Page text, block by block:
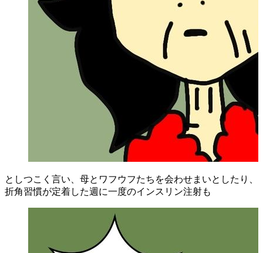
としつこく言い、母とワフウフたちを会わせまいとしたり、
折角習慣が定着した週に一度のインスリン注射も